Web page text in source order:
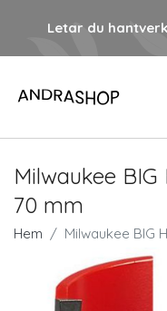
Letar du
Milwaukee
70 mm
Hem Milwaukee BIG